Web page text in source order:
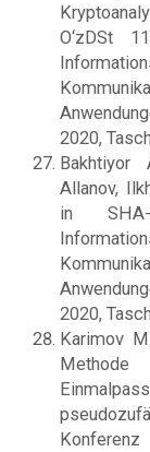
O‘zDSt
2020,
Bakhtiyor
Allanov,
in SHA-
2020,
Karimov